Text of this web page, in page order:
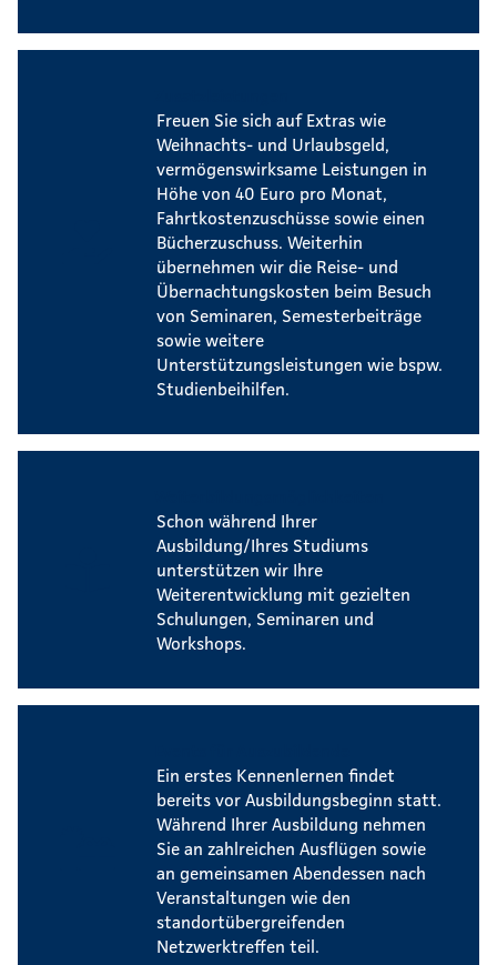
Freuen Sie sich auf Extras wie
Weihnachts- und Urlaubsgeld,
vermögenswirksame Leistungen in
Höhe von 40 Euro pro Monat,
Fahrtkostenzuschüsse sowie einen
Bücherzuschuss. Weiterhin
übernehmen wir die Reise- und
Übernachtungskosten beim Besuch
von Seminaren, Semesterbeiträge
sowie weitere
Unterstützungsleistungen wie bspw.
Studienbeihilfen.
Schon während Ihrer
Ausbildung/Ihres Studiums
unterstützen wir Ihre
Weiterentwicklung mit gezielten
Schulungen, Seminaren und
Workshops.
Ein erstes Kennenlernen findet
bereits vor Ausbildungsbeginn statt.
Während Ihrer Ausbildung nehmen
Sie an zahlreichen Ausflügen sowie
an gemeinsamen Abendessen nach
Veranstaltungen wie den
standortübergreifenden
Netzwerktreffen teil.